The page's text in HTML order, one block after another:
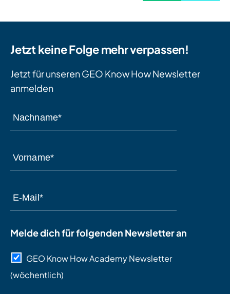
Jetzt keine Folge mehr verpassen!
Jetzt für unseren GEO Know How Newsletter
anmelden
Melde dich für folgenden Newsletter an
GEO Know How Academy Newsletter
(wöchentlich)